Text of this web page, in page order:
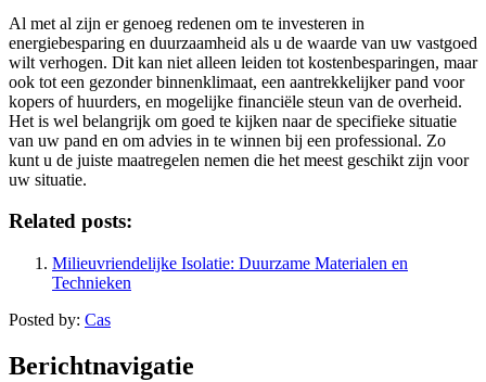
Al met al zijn er genoeg redenen om te investeren in
energiebesparing en duurzaamheid als u de waarde van uw vastgoed
wilt verhogen. Dit kan niet alleen leiden tot kostenbesparingen, maar
ook tot een gezonder binnenklimaat, een aantrekkelijker pand voor
kopers of huurders, en mogelijke financiële steun van de overheid.
Het is wel belangrijk om goed te kijken naar de specifieke situatie
van uw pand en om advies in te winnen bij een professional. Zo
kunt u de juiste maatregelen nemen die het meest geschikt zijn voor
uw situatie.
Related posts:
Milieuvriendelijke Isolatie: Duurzame Materialen en
Technieken
Posted by: Cas
Berichtnavigatie